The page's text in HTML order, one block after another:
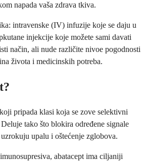
napada vaša zdrava tkiva.
intravenske (IV) infuzije koje se daju u
injekcije koje možete sami davati
način, ali nude različite nivoe pogodnosti
života i medicinskih potreba.
pripada klasi koja se zove selektivni
tako što blokira određene signale
upalu i oštećenje zglobova.
abatacept ima ciljaniji